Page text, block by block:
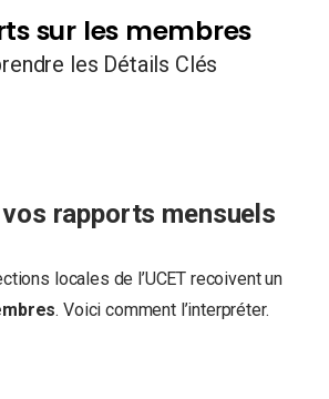
sur les membres
les Détails Clés
rapports mensuels
locales de l’UCET recoivent un
. Voici comment l’interpréter.